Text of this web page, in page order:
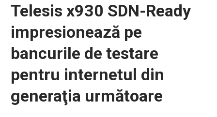
Telesis x930 SDN-Ready
impresionează pe
bancurile de testare
pentru internetul din
generaţia următoare